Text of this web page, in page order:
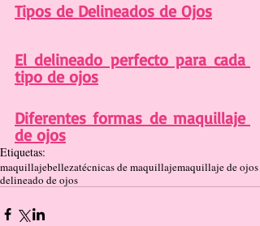
Tipos de Delineados de Ojos
El delineado perfecto para cada
tipo de ojos
Diferentes formas de maquillaje
de ojos
Etiquetas:
maquillajebellezatécnicas de maquillajemaquillaje de ojos
delineado de ojos